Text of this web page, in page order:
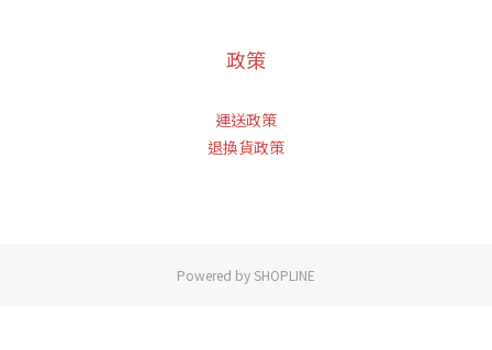
政策
運送政策
退換貨政策
Powered by SHOPLINE